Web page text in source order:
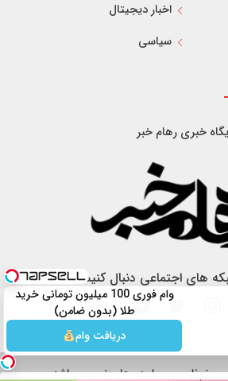
اخبار دیجیتال
سیاسی
خبری رهام خبر
های اجتماعی دنبال کنید
و مربوط به رهام خبر می باشد.
وام فوری 100 میلیون تومانی خرید
طلا (بدون ضامن)
دریافت وام